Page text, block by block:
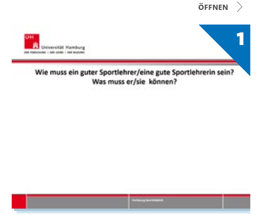
Öffnen
1